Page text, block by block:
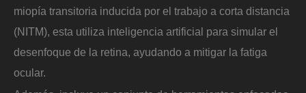
miopía transitoria inducida por el trabajo a corta distancia
(NITM), esta utiliza inteligencia artificial para simular el
desenfoque de la retina, ayudando a mitigar la fatiga
ocular.